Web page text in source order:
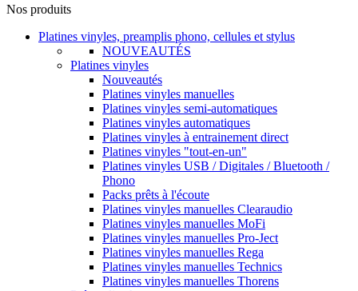
Nos produits
Platines vinyles, preamplis phono, cellules et stylus
NOUVEAUTÉS
Platines vinyles
Nouveautés
Platines vinyles manuelles
Platines vinyles semi-automatiques
Platines vinyles automatiques
Platines vinyles à entrainement direct
Platines vinyles "tout-en-un"
Platines vinyles USB / Digitales / Bluetooth /
Phono
Packs prêts à l'écoute
Platines vinyles manuelles Clearaudio
Platines vinyles manuelles MoFi
Platines vinyles manuelles Pro-Ject
Platines vinyles manuelles Rega
Platines vinyles manuelles Technics
Platines vinyles manuelles Thorens